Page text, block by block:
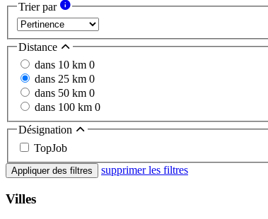
Trier par
Distance
dans 10 km 0
dans 25 km 0
dans 50 km 0
dans 100 km 0
Désignation
TopJob
Appliquer des filtres supprimer les filtres
Villes